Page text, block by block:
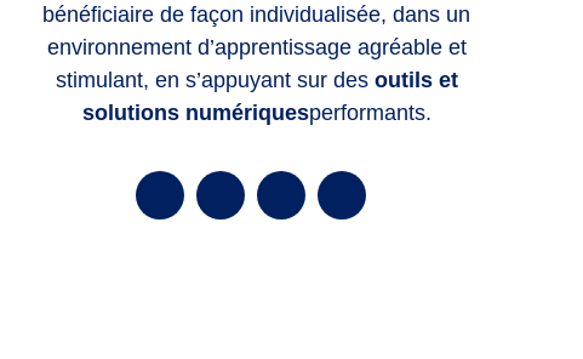
bénéficiaire de façon individualisée, dans un
environnement d’apprentissage agréable et
stimulant, en s’appuyant sur des outils et
solutions numériquesperformants.